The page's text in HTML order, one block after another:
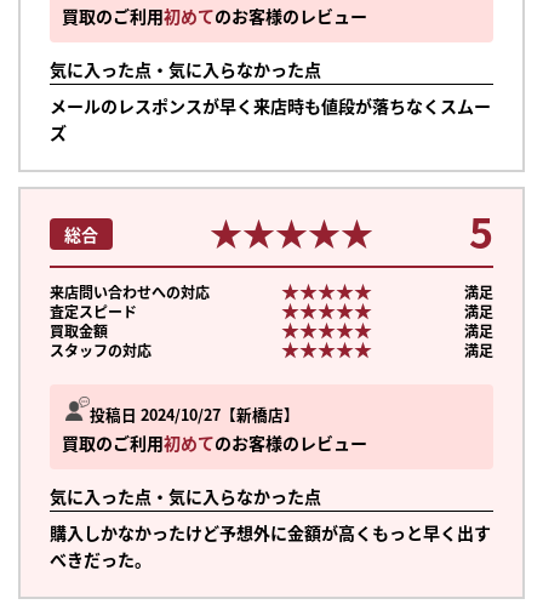
買取のご利用初めてのお客様のレビュー
気に入った点・気に入らなかった点
メールのレスポンスが早く来店時も値段が落ちなくスムー
ズ
投稿日 2024/10/27 新橋店
買取のご利用初めてのお客様のレビュー
気に入った点・気に入らなかった点
購入しかなかったけど予想外に金額が高くもっと早く出す
べきだった。
総合 ★★★★★
★★★★★ 5
来店問い合わせへの対応 ★★★★★
★★★★★
満足
査定スピード
★★★★★
★★★★★
満足
買取金額
★★★★★
★★★★★
満足
スタッフの対応
★★★★★
★★★★★ 満足